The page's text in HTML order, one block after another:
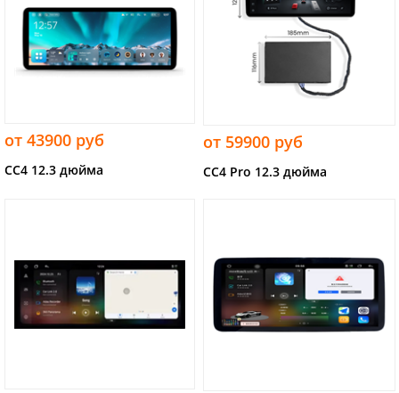
от 43900 руб
CC4 12.3 дюйма
от 59900 руб
CC4 Pro 12.3 дюйма